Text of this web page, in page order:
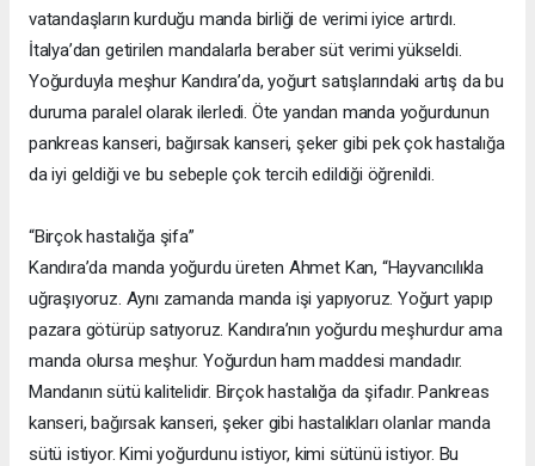
vatandaşların kurduğu manda birliği de verimi iyice artırdı.
İtalya’dan getirilen mandalarla beraber süt verimi yükseldi.
Yoğurduyla meşhur Kandıra’da, yoğurt satışlarındaki artış da bu
duruma paralel olarak ilerledi. Öte yandan manda yoğurdunun
pankreas kanseri, bağırsak kanseri, şeker gibi pek çok hastalığa
da iyi geldiği ve bu sebeple çok tercih edildiği öğrenildi.
“Birçok hastalığa şifa”
Kandıra’da manda yoğurdu üreten Ahmet Kan, “Hayvancılıkla
uğraşıyoruz. Aynı zamanda manda işi yapıyoruz. Yoğurt yapıp
pazara götürüp satıyoruz. Kandıra’nın yoğurdu meşhurdur ama
manda olursa meşhur. Yoğurdun ham maddesi mandadır.
Mandanın sütü kalitelidir. Birçok hastalığa da şifadır. Pankreas
kanseri, bağırsak kanseri, şeker gibi hastalıkları olanlar manda
sütü istiyor. Kimi yoğurdunu istiyor, kimi sütünü istiyor. Bu